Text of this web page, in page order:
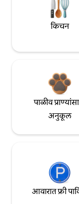
किचन
पाळीव
अनुकूल
आवारात फ्री